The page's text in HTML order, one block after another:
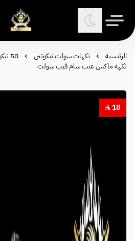
وكلاء
الرئيسية نكهات سولت نيكوتين
50 نيكوتين
نكهة ماكس عنب سام فيب سولت
18